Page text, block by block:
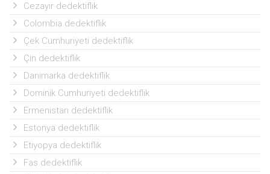
Cezayir dedektiflik
Colombia dedektiflik
Çek Cumhuriyeti dedektiflik
Çin dedektiflik
Danimarka dedektiflik
Dominik Cumhuriyeti dedektiflik
Ermenistan dedektiflik
Estonya dedektiflik
Etiyopya dedektiflik
Fas dedektiflik